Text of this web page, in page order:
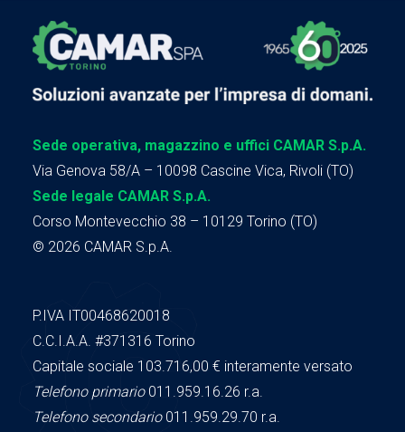
Sede operativa, magazzino e uffici CAMAR S.p.A.
Via Genova 58/A – 10098 Cascine Vica, Rivoli (TO)
Sede legale CAMAR S.p.A.
Corso Montevecchio 38 – 10129 Torino (TO)
© 2026 CAMAR S.p.A.
P.IVA IT00468620018
C.C.I.A.A. #371316 Torino
Capitale sociale 103.716,00 € interamente versato
Telefono primario011.959.16.26 r.a.
Telefono secondario011.959.29.70 r.a.